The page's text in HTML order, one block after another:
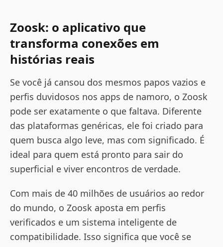
Zoosk: o aplicativo que
transforma conexões em
histórias reais
Se você já cansou dos mesmos papos vazios e
perfis duvidosos nos apps de namoro, o Zoosk
pode ser exatamente o que faltava. Diferente
das plataformas genéricas, ele foi criado para
quem busca algo leve, mas com significado. É
ideal para quem está pronto para sair do
superficial e viver encontros de verdade.
Com mais de 40 milhões de usuários ao redor
do mundo, o Zoosk aposta em perfis
verificados e um sistema inteligente de
compatibilidade. Isso significa que você se